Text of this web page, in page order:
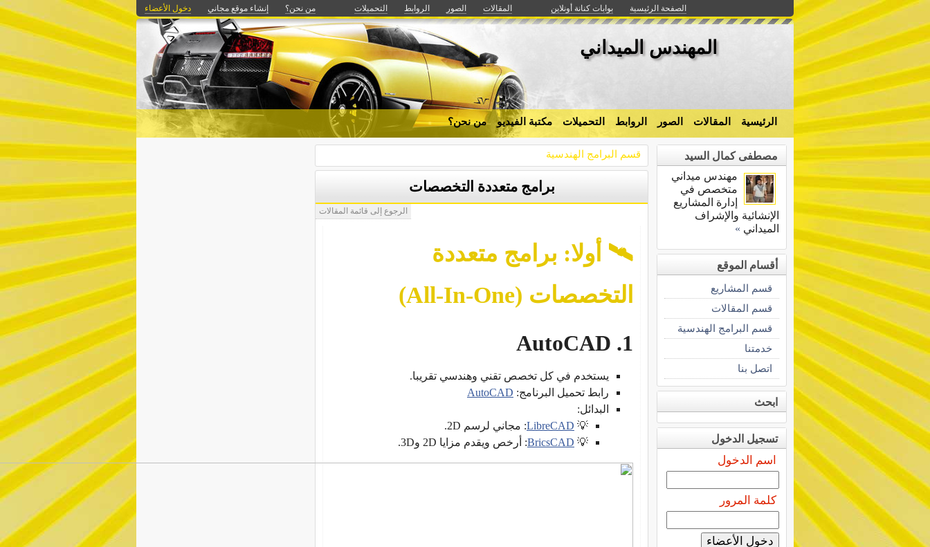
الصفحة الرئيسية بوابات كنانة أونلاين المقالات الصور الروابط التحميلات من نحن؟ إنشاء موقع مجاني دخول الأعضاء
المهندس الميداني
الرئيسية المقالات الصور الروابط التحميلات مكتبة الفيديو من نحن؟
قسم البرامج الهندسية
برامج متعددة التخصصات
الرجوع إلى قائمة المقالات
🛰️ أولا: برامج متعددة
التخصصات (All-In-One)
1. AutoCAD
يستخدم في كل تخصص تقني وهندسي تقريبا.
رابط تحميل البرنامج: AutoCAD
البدائل:
💡
LibreCAD: مجاني لرسم 2D.
💡
BricsCAD: أرخص ويقدم مزايا 2D و3D.
مصطفى كمال السيد
مهندس ميداني
متخصص في
إدارة المشاريع
الإنشائية والإشراف
الميداني »
أقسام الموقع
قسم المشاريع
قسم المقالات
قسم البرامج الهندسية
خدمتنا
اتصل بنا
ابحث
تسجيل الدخول
اسم الدخول
كلمة المرور